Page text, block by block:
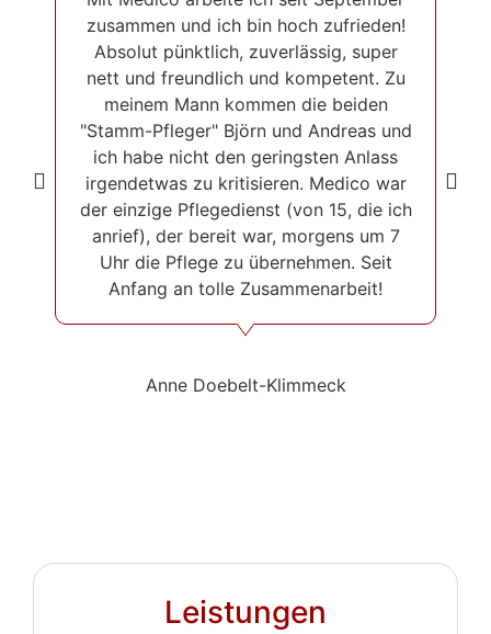
zusammen und ich bin hoch zufrieden!
Absolut pünktlich, zuverlässig, super
nett und freundlich und kompetent. Zu
meinem Mann kommen die beiden
"Stamm-Pfleger" Björn und Andreas und
ich habe nicht den geringsten Anlass
irgendetwas zu kritisieren. Medico war
der einzige Pflegedienst (von 15, die ich
anrief), der bereit war, morgens um 7
Uhr die Pflege zu übernehmen. Seit
Anfang an tolle Zusammenarbeit!
Anne Doebelt-Klimmeck
Leistungen